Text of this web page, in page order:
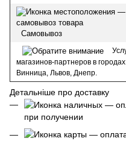
Самовывоз
магазинов-партнеров в
Винница, Львов, Днепр.
Детальніше про доставку
при получении